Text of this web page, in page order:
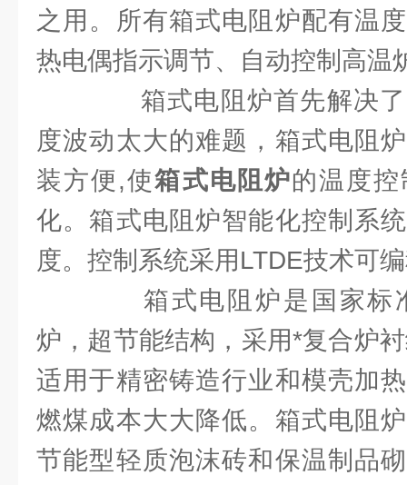
之用。所有箱式电阻炉配有温
热电偶指示调节、自动控制高温
箱式电阻炉首先解决了
度波动太大的难题，箱式电阻
装方便,使箱式电阻炉的温度
化。箱式电阻炉智能化控制系
度。控制系统采用LTDE技术可
箱式电阻炉是国家标
炉，超节能结构，采用*复合炉
适用于精密铸造行业和模壳加
燃煤成本大大降低。箱式电阻
节能型轻质泡沫砖和保温制品